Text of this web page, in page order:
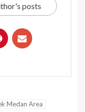
posts
Medan Area